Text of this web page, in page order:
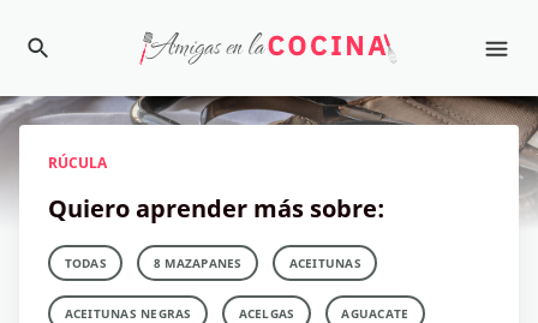
RÚCULA
Quiero aprender más sobre:
TODAS 8 MAZAPANES ACEITUNAS
ACEITUNAS NEGRAS ACELGAS AGUACATE